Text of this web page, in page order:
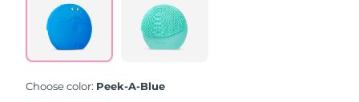
Reviews.
Same
page
link.
Choose color: Peek-A-Blue